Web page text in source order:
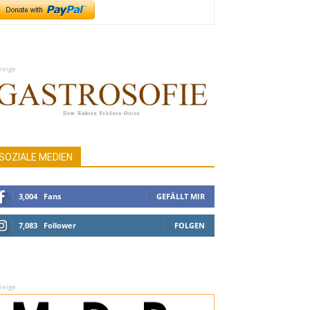
MEDIEN
3,004 Fans GEFÄLLT MIR
7,083 Follower FOLGEN